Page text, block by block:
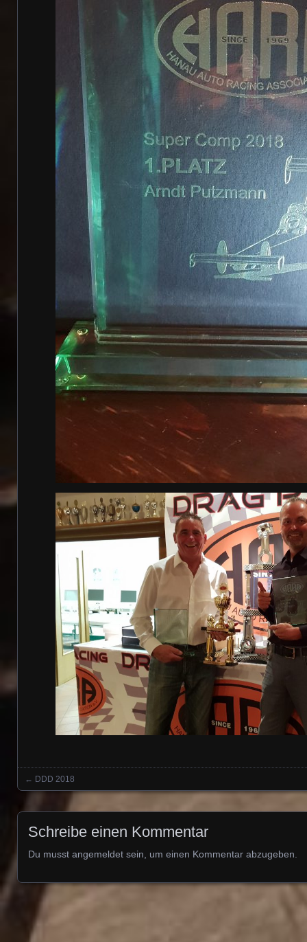
Posts navigation
← DDD 2018
Schreibe einen Kommentar
Du musst angemeldet sein, um einen Kommentar abzugeben.